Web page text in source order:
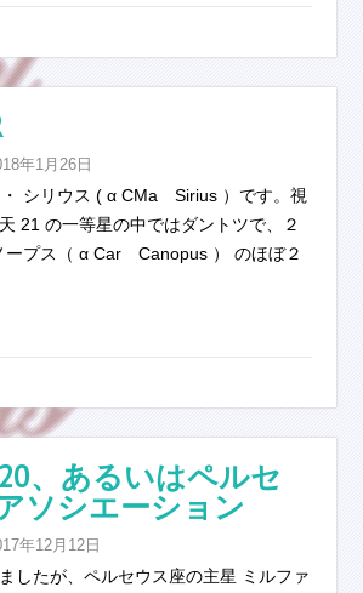
年1月26日
シリウス ( α CMa Sirius ）です。視
21 の一等星の中ではダントツで、２
ープス（ α Car Canopus ） のほぼ２
、あるいはペルセ
ソシエーション
年12月12日
たが、ペルセウス座の主星 ミルファ